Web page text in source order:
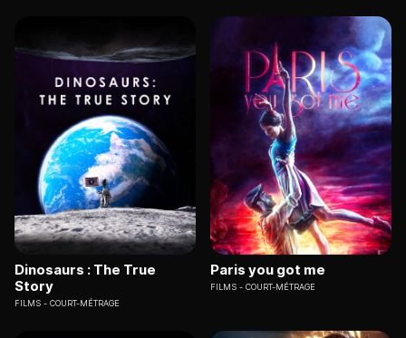
Dinosaurs : The True
Story
FILMS COURT-MÉTRAGE
Paris you got me
FILMS COURT-MÉTRAGE